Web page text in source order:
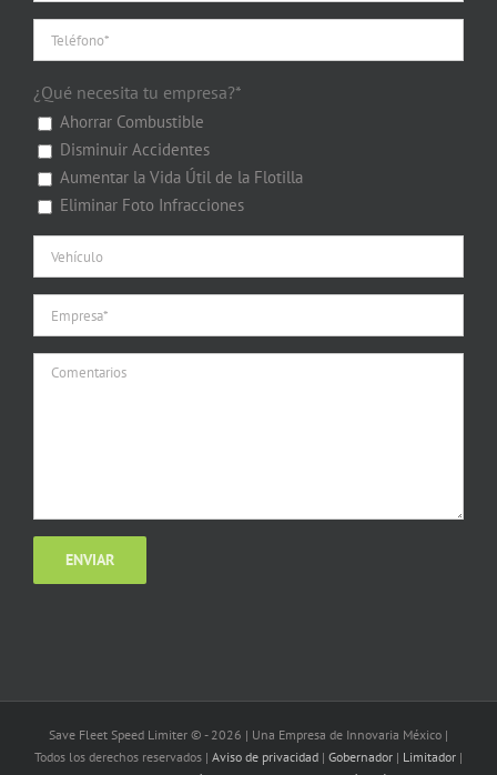
¿Qué necesita tu empresa?*
Ahorrar Combustible
Disminuir Accidentes
Aumentar la Vida Útil de la Flotilla
Eliminar Foto Infracciones
Save Fleet Speed Limiter © - 2026 | Una Empresa de Innovaria México |
Todos los derechos reservados | Aviso de privacidad | Gobernador | Limitador |